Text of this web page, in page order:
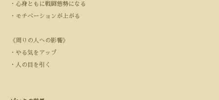
・心身ともに戦闘態勢になる
・モチベーションが上がる
《周りの人への影響》
・やる気をアップ
・人の目を引く